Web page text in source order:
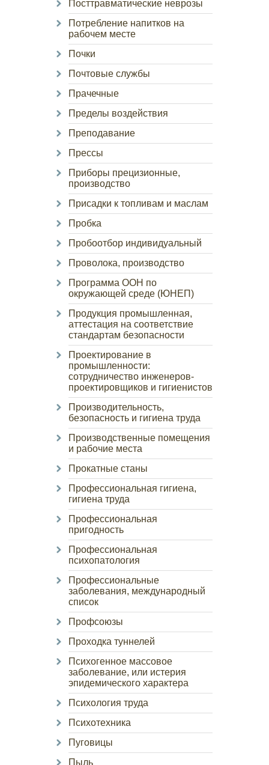
Посттравматические неврозы
Потребление напитков на
рабочем месте
Почки
Почтовые службы
Прачечные
Пределы воздействия
Преподавание
Прессы
Приборы прецизионные,
производство
Присадки к топливам и маслам
Пробка
Пробоотбор индивидуальный
Проволока, производство
Программа ООН по
окружающей среде (ЮНЕП)
Продукция промышленная,
аттестация на соответствие
стандартам безопасности
Проектирование в
промышленности:
сотрудничество инженеров-
проектировщиков и гигиенистов
Производительность,
безопасность и гигиена труда
Производственные помещения
и рабочие места
Прокатные станы
Профессиональная гигиена,
гигиена труда
Профессиональная
пригодность
Профессиональная
психопатология
Профессиональные
заболевания, международный
список
Профсоюзы
Проходка туннелей
Психогенное массовое
заболевание, или истерия
эпидемического характера
Психология труда
Психотехника
Пуговицы
Пыль